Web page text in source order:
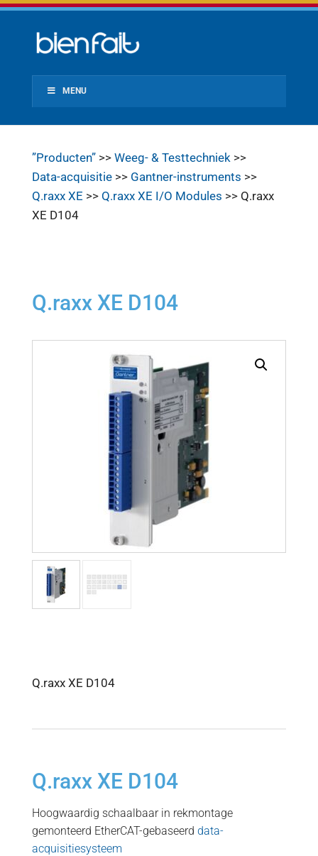
MENU
”Producten”>> Weeg- & Testtechniek>>
Data-acquisitie>> Gantner-instruments >>
Q.raxx XE >> Q.raxx XE I/O Modules >> Q.raxx
XE D104
Q.raxx XE D104
Q.raxx XE D104
Q.raxx XE D104
Hoogwaardig schaalbaar in rekmontage
gemonteerd EtherCAT-gebaseerd data-
acquisitiesysteem